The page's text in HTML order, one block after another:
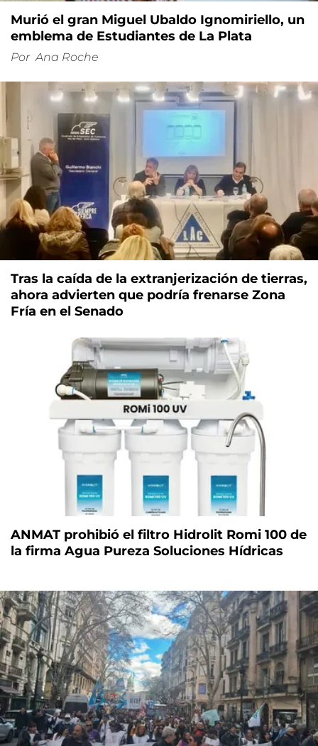
Murió el gran Miguel Ubaldo Ignomiriello, un
emblema de Estudiantes de La Plata
Por Ana Roche
Tras la caída de la extranjerización de tierras,
ahora advierten que podría frenarse Zona
Fría en el Senado
ANMAT prohibió el filtro Hidrolit Romi 100 de
la firma Agua Pureza Soluciones Hídricas